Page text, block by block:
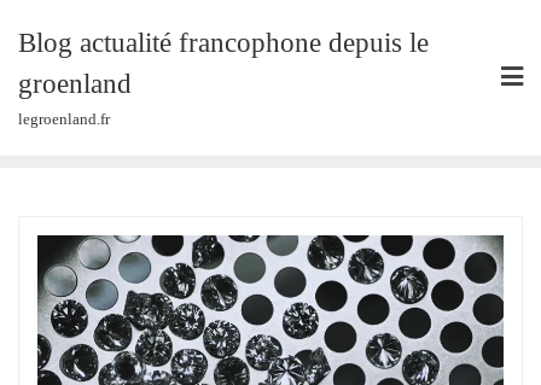
content
Blog actualité francophone depuis le
groenland
legroenland.fr